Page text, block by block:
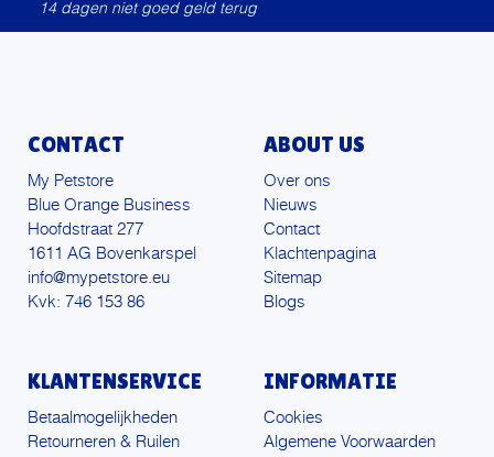
14 dagen niet goed geld terug
CONTACT
My Petstore
Blue Orange Business
Hoofdstraat 277
1611 AG Bovenkarspel
info@mypetstore.eu
Kvk: 746 153 86
ABOUT US
Over ons
Nieuws
Contact
Klachtenpagina
Sitemap
Blogs
KLANTENSERVICE
Betaalmogelijkheden
Retourneren & Ruilen
INFORMATIE
Cookies
Algemene Voorwaarden